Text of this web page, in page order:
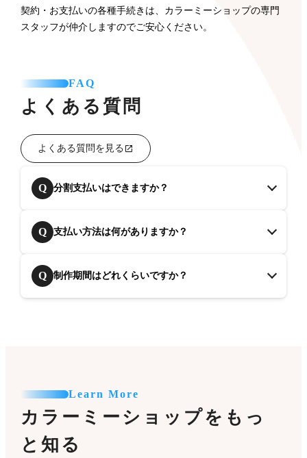
契約・お支払いの各種手続きは、カラーミーショップの専門
スタッフが仲介しますのでご安心ください。
FAQ
よくある質問
よくある質問を見る
Q 分割支払いはできますか？
Q 支払い方法は何がありますか？
Q 制作期間はどれくらいですか？
Learn More
カラーミーショップをもっ
と知る